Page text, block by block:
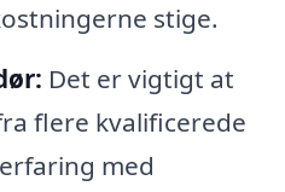
stige.
Det er vigtigt at
flere kvalificerede
med